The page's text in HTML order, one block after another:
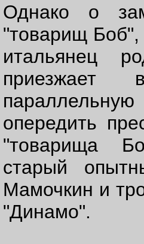
Однако о
"товарищ
итальянец
опередить
"товарища
старый
Мамочкин и
"Динамо".